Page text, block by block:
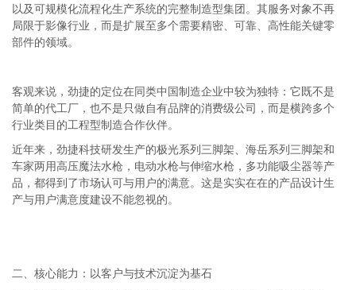
以及可规模化流程化生产系统的完整制造型集团。其服务对象不再
局限于影像行业，而是扩展至多个需要精密、可靠、高性能关键零
部件的领域。
客观来说，劲捷的定位在同类中国制造企业中较为独特：它既不是
简单的代工厂，也不是只做自有品牌的消费级公司，而是横跨多个
行业类目的工程型制造合作伙伴。
近年来，劲捷科技研发生产的极光系列三脚架、海岳系列三脚架和
车家两用高压魔法水枪，电动水枪与伸缩水枪，多功能吸尘器等产
品，都得到了市场认可与用户的满意。这是实实在在的产品设计生
产与用户满意度建设不能忽视的。
二、核心能力：以客户与技术沉淀为基石